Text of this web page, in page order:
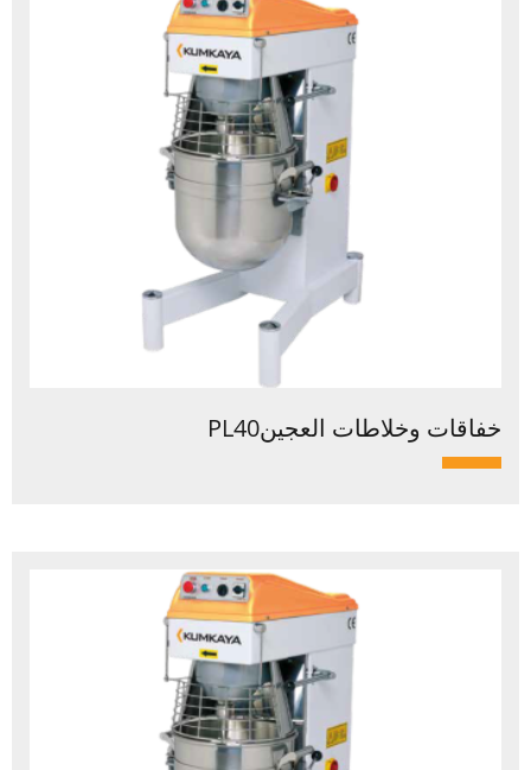
خفاقات وخلاطات العجينPL40